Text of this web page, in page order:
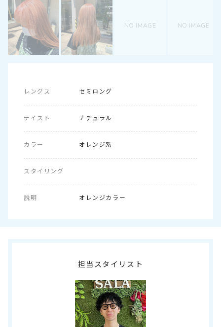
NO IMAGE NO IMAGE
レングス セミロング
テイスト ナチュラル
カラー オレンジ系
スタイリング
説明 オレンジカラー
担当スタイリスト